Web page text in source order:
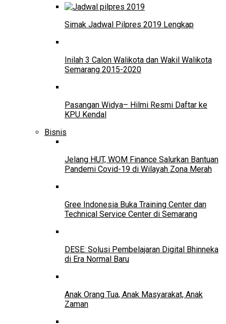
Simak Jadwal Pilpres 2019 Lengkap
Inilah 3 Calon Walikota dan Wakil Walikota
Semarang 2015-2020
Pasangan Widya– Hilmi Resmi Daftar ke
KPU Kendal
Bisnis
Jelang HUT, WOM Finance Salurkan Bantuan
Pandemi Covid-19 di Wilayah Zona Merah
Gree Indonesia Buka Training Center dan
Technical Service Center di Semarang
DESE: Solusi Pembelajaran Digital Bhinneka
di Era Normal Baru
Anak Orang Tua, Anak Masyarakat, Anak
Zaman